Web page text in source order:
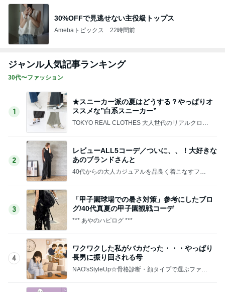
30%OFFで見逃せない主役級トップス
Amebaトピックス 22時間前
ジャンル人気記事ランキング
30代〜ファッション
1
★スニーカー派の夏はどうする？やっぱりオ
ススメな”白系スニーカー”
TOKYO REAL CLOTHES 大人世代のリアルクロー
2
レビューALL5コーデ／ついに、、！大好きな
あのブランドさんと
40代からの大人カジュアルを品良く着こなすファ
3
「甲子園球場での暑さ対策」参考にしたブロ
グ/40代真夏の甲子園観戦コーデ
*** あやのハピログ ***
4
ワクワクした私がバカだった・・・やっぱり
長男に振り回される母
NAO'sStyleUp☆骨格診断・顔タイプで選ぶファッ